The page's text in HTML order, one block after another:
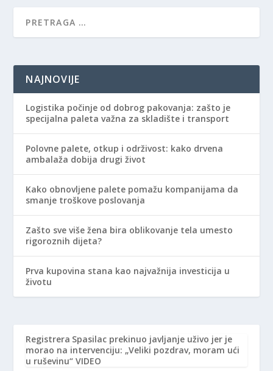
NAJNOVIJE
Logistika počinje od dobrog pakovanja: zašto je
specijalna paleta važna za skladište i transport
Polovne palete, otkup i održivost: kako drvena
ambalaža dobija drugi život
Kako obnovljene palete pomažu kompanijama da
smanje troškove poslovanja
Zašto sve više žena bira oblikovanje tela umesto
rigoroznih dijeta?
Prva kupovina stana kao najvažnija investicija u
životu
Registrera Spasilac prekinuo javljanje uživo jer je
morao na intervenciju: „Veliki pozdrav, moram ući
u ruševinu“ VIDEO